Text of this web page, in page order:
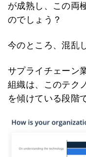
が成熟し、この両
のでしょう？
今のところ、混乱
サプライチェーン
組織は、このテク
を傾けている段階